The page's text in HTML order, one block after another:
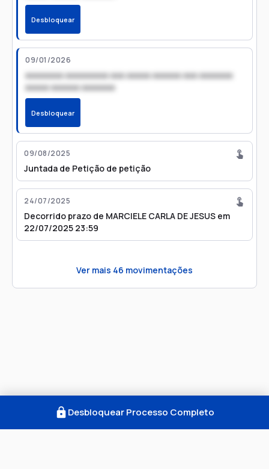
Desbloquear
09/01/2026
xxxxxxxx xxxxxxxxx xxx xxxxx xxxxxx xxx xxxxxxx
xxxxx xxxxxx xxxxxxx
Desbloquear
09/08/2025
Juntada de Petição de petição
24/07/2025
Decorrido prazo de MARCIELE CARLA DE JESUS em
22/07/2025 23:59
Ver mais 46 movimentações
Desbloquear Processo Completo